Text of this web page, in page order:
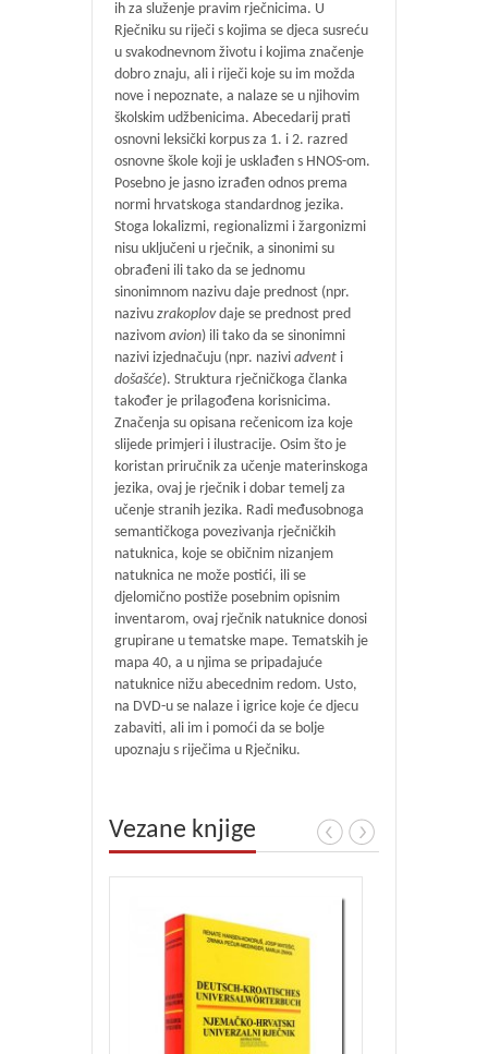
ih za služenje pravim rječnicima. U
Rječniku su riječi s kojima se djeca susreću
u svakodnevnom životu i kojima značenje
dobro znaju, ali i riječi koje su im možda
nove i nepoznate, a nalaze se u njihovim
školskim udžbenicima. Abecedarij prati
osnovni leksički korpus za 1. i 2. razred
osnovne škole koji je usklađen s HNOS-om.
Posebno je jasno izrađen odnos prema
normi hrvatskoga standardnog jezika.
Stoga lokalizmi, regionalizmi i žargonizmi
nisu uključeni u rječnik, a sinonimi su
obrađeni ili tako da se jednomu
sinonimnom nazivu daje prednost (npr.
nazivu zrakoplovdaje se prednost pred
nazivom avion) ili tako da se sinonimni
nazivi izjednačuju (npr. nazivi advent i
došašće). Struktura rječničkoga članka
također je prilagođena korisnicima.
Značenja su opisana rečenicom iza koje
slijede primjeri i ilustracije. Osim što je
koristan priručnik za učenje materinskoga
jezika, ovaj je rječnik i dobar temelj za
učenje stranih jezika. Radi međusobnoga
semantičkoga povezivanja rječničkih
natuknica, koje se običnim nizanjem
natuknica ne može postići, ili se
djelomično postiže posebnim opisnim
inventarom, ovaj rječnik natuknice donosi
grupirane u tematske mape. Tematskih je
mapa 40, a u njima se pripadajuće
natuknice nižu abecednim redom. Usto,
na DVD-u se nalaze i igrice koje će djecu
zabaviti, ali im i pomoći da se bolje
upoznaju s riječima u Rječniku.
Vezane knjige